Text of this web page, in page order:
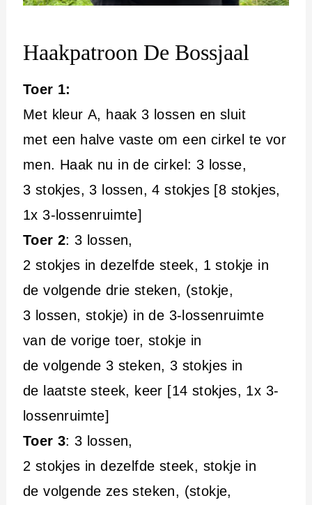
Haakpatroon De Bossjaal
Toer 1:
Met kleur A, haak 3 lossen en sluit
met een halve vaste om een cirkel te vor
men. Haak nu in de cirkel: 3 losse,
3 stokjes, 3 lossen, 4 stokjes [8 stokjes,
1x 3-lossenruimte]
Toer 2: 3 lossen,
2 stokjes in dezelfde steek, 1 stokje in
de volgende drie steken, (stokje,
3 lossen, stokje) in de 3-lossenruimte
van de vorige toer, stokje in
de volgende 3 steken, 3 stokjes in
de laatste steek, keer [14 stokjes, 1x 3-
lossenruimte]
Toer 3: 3 lossen,
2 stokjes in dezelfde steek, stokje in
de volgende zes steken, (stokje,